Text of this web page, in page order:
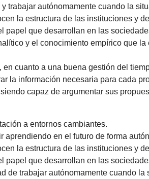
trabajar autónomamente cuando la
la estructura de las instituciones y
papel que desarrollan en las
y el conocimiento empírico que
en cuanto a una buena gestión del
la información necesaria para cada
capaz de argumentar sus
a entornos cambiantes.
aprendiendo en el futuro de forma
la estructura de las instituciones y
papel que desarrollan en las
de trabajar autónomamente cuando la